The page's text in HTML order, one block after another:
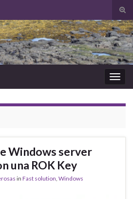
il
di
la
Windows server
una ROK Key
in Fast solution, Windows